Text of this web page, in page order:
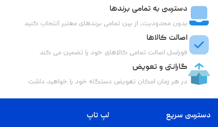
دسترسی به تمامی برندها
بدون محدودیت، از بین تمامی برندهای معتبر انتخاب کنید
اصالت کالاها
فوراسل اصالت تمامی کالاهای خود را تضمین می کند
گارانتی و تعویض
در هر زمان امکان تعویض دستگاه خود را خواهید داشت
دسترسی سریع لپ تاپ